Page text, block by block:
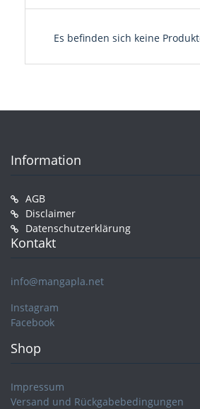
Es befinden sich keine
Information
AGB
Disclaimer
Datenschutzerklärung
Kontakt
info@mangapla.net
Instagram
Facebook
Shop
Impressum
Versand und Rückgabebedingungen